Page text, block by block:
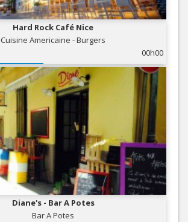
Hard Rock Café Nice
Cuisine Americaine - Burgers
00h00
Diane's - Bar A Potes
Bar A Potes